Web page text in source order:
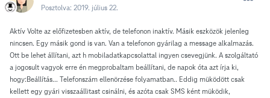
Posztolva: 2019. július 22.
Aktív Volte az előfizetesben aktív, de telefonon inaktív. Másik eszközök jelenleg
nincsen. Egy másik gond is van. Van a telefonon gyárilag a message alkalmazás.
Ott be lehet állítani, azt h mobiladatkapcsolattal ingyen csevegjünk. A szolgáltató
a jogosult vagyok erre én megprobaltam beállítani, de napok óta azt írja ki,
hogy:Beállítás... Telefonszám ellenörzése folyamatban.. Eddig müködött csak
kellett egy gyári visszaállitast csinálni, és azóta csak SMS ként müködik,